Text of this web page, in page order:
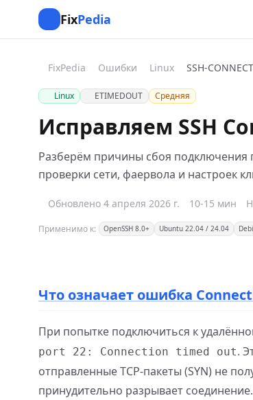
FixPedia
FixPedia Ошибки Linux SSH-
Linux ETIMEDOUT Средняя
Исправляем SSH
Разберём причины сбоя
проверки сети, фаервола и настроек
Обновлено 4 апреля 2026 г. 10-15 мин
Применимо к: OpenSSH 8.0+ Ubuntu 22.04 / 24.04
Что означает ошибка
При попытке подключиться к
port 22: Connection timed out.
отправленные TCP-пакеты (SYN) не
принудительно разрывает